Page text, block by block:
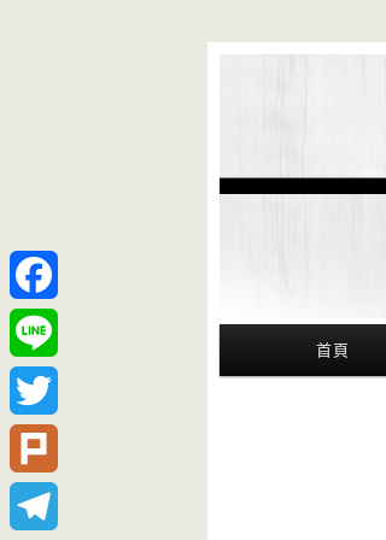
Main Menu
首頁
Facebook
Line
Twitter
Plurk